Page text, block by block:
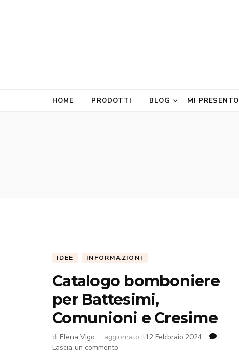
HOME PRODOTTI BLOG MI PRESENTO
IDEE INFORMAZIONI
Catalogo bomboniere
per Battesimi,
Comunioni e Cresime
di Elena Vigo aggiornato il12 Febbraio 2024
Lascia un commento